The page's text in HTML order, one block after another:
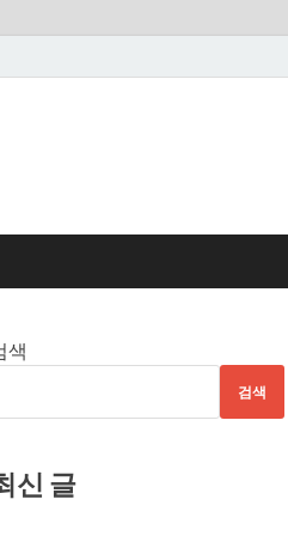
색
검색
신 글